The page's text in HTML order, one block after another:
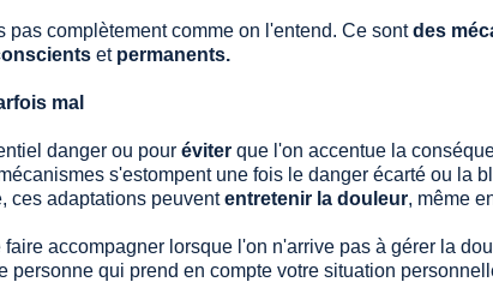
pas complètement comme on l'entend. Ce sont des
et permanents.
mal
danger ou pour éviter que l'on accentue la
s'estompent une fois le danger écarté ou la
ces adaptations peuvent entretenir la douleur, même
faire accompagner lorsque l'on n'arrive pas à gérer la
personne qui prend en compte votre situation